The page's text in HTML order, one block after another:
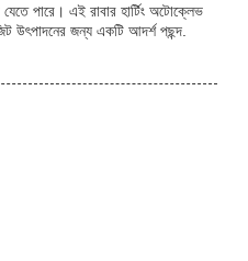
পারে। এই রাবার হার্টিং অটোক্লেভ
উৎপাদনের জন্য একটি আদর্শ পছন্দ.